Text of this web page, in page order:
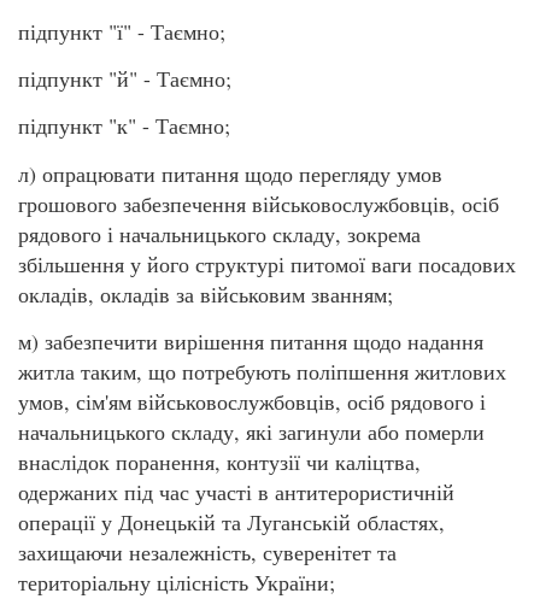
підпункт "ї" - Таємно;
підпункт "й" - Таємно;
підпункт "к" - Таємно;
л) опрацювати питання щодо перегляду умов
грошового забезпечення військовослужбовців, осіб
рядового і начальницького складу, зокрема
збільшення у його структурі питомої ваги посадових
окладів, окладів за військовим званням;
м) забезпечити вирішення питання щодо надання
житла таким, що потребують поліпшення житлових
умов, сім'ям військовослужбовців, осіб рядового і
начальницького складу, які загинули або померли
внаслідок поранення, контузії чи каліцтва,
одержаних під час участі в антитерористичній
операції у Донецькій та Луганській областях,
захищаючи незалежність, суверенітет та
територіальну цілісність України;